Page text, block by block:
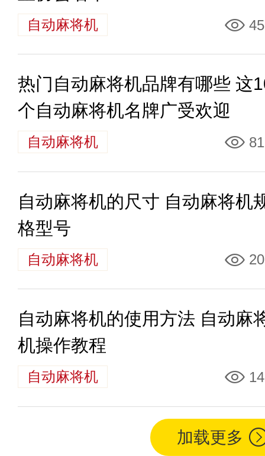
自动麻将机
热门自动麻将机品牌有哪些 这
个自动麻将机名牌广受欢迎
自动麻将机
自动麻将机的尺寸 自动麻将机
格型号
自动麻将机
自动麻将机的使用方法 自动麻
机操作教程
自动麻将机
加载更多